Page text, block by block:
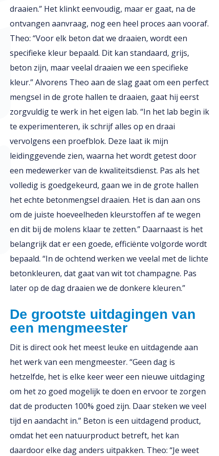
draaien.” Het klinkt eenvoudig, maar er gaat, na de
ontvangen aanvraag, nog een heel proces aan vooraf.
Theo: “Voor elk beton dat we draaien, wordt een
specifieke kleur bepaald. Dit kan standaard, grijs,
beton zijn, maar veelal draaien we een specifieke
kleur.” Alvorens Theo aan de slag gaat om een perfect
mengsel in de grote hallen te draaien, gaat hij eerst
zorgvuldig te werk in het eigen lab. “In het lab begin ik
te experimenteren, ik schrijf alles op en draai
vervolgens een proefblok. Deze laat ik mijn
leidinggevende zien, waarna het wordt getest door
een medewerker van de kwaliteitsdienst. Pas als het
volledig is goedgekeurd, gaan we in de grote hallen
het echte betonmengsel draaien. Het is dan aan ons
om de juiste hoeveelheden kleurstoffen af te wegen
en dit bij de molens klaar te zetten.” Daarnaast is het
belangrijk dat er een goede, efficiënte volgorde wordt
bepaald. “In de ochtend werken we veelal met de lichte
betonkleuren, dat gaat van wit tot champagne. Pas
later op de dag draaien we de donkere kleuren.”
De grootste uitdagingen van
een mengmeester
Dit is direct ook het meest leuke en uitdagende aan
het werk van een mengmeester. “Geen dag is
hetzelfde, het is elke keer weer een nieuwe uitdaging
om het zo goed mogelijk te doen en ervoor te zorgen
dat de producten 100% goed zijn. Daar steken we veel
tijd en aandacht in.” Beton is een uitdagend product,
omdat het een natuurproduct betreft, het kan
daardoor elke dag anders uitpakken. Theo: “Je weet